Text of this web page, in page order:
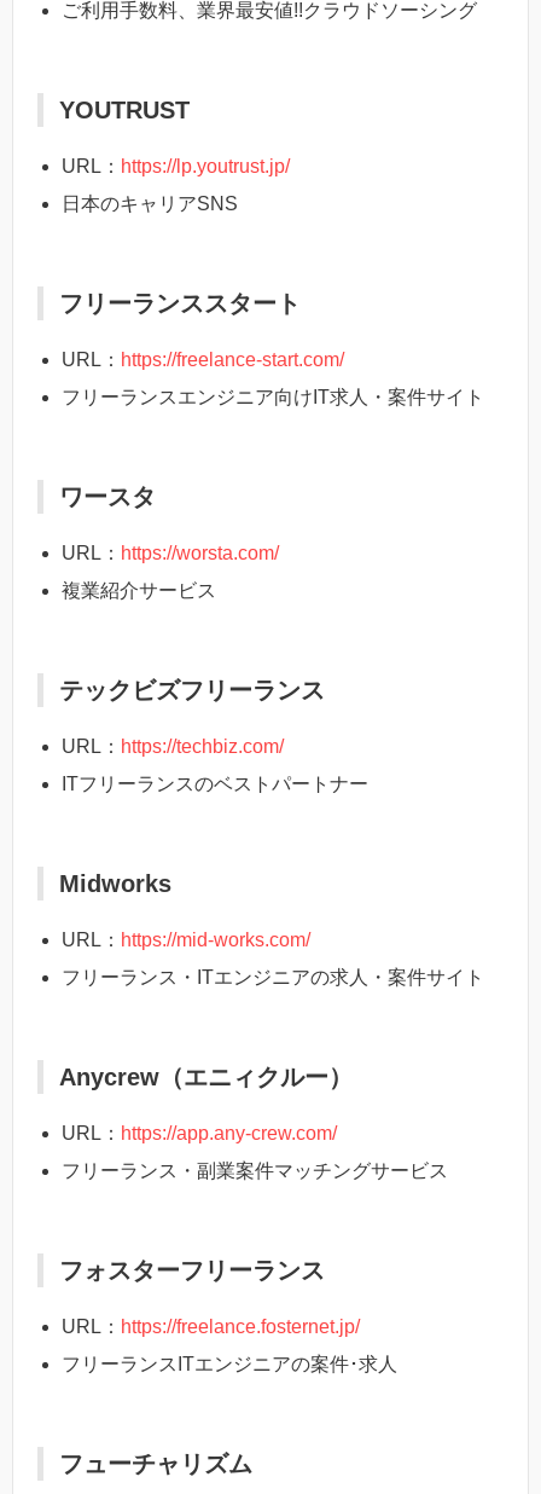
ご利用手数料、業界最安値!!クラウドソーシング
YOUTRUST
URL： https://lp.youtrust.jp/
日本のキャリアSNS
フリーランススタート
URL： https://freelance-start.com/
フリーランスエンジニア向けIT求人・案件サイト
ワースタ
URL： https://worsta.com/
複業紹介サービス
テックビズフリーランス
URL： https://techbiz.com/
ITフリーランスのベストパートナー
Midworks
URL： https://mid-works.com/
フリーランス・ITエンジニアの求人・案件サイト
Anycrew（エニィクルー）
URL： https://app.any-crew.com/
フリーランス・副業案件マッチングサービス
フォスターフリーランス
URL： https://freelance.fosternet.jp/
フリーランスITエンジニアの案件･求人
フューチャリズム